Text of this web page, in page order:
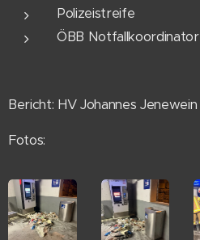
Polizeistreife
ÖBB Notfallkoordinator
Bericht: HV Johannes Jenewein
Fotos: